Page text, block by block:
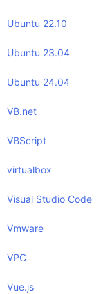
Ubuntu 22.10
Ubuntu 23.04
Ubuntu 24.04
VB.net
VBScript
virtualbox
Visual Studio Code
Vmware
VPC
Vue.js